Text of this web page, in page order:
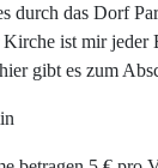
durch das Dorf
Kirche ist mir
gibt es zum